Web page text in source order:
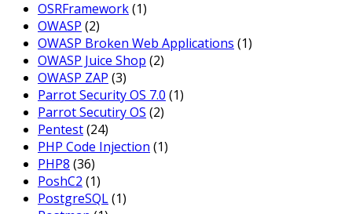
OSRFramework(1)
OWASP (2)
OWASP Broken Web Applications (1)
OWASP Juice Shop (2)
OWASP ZAP (3)
Parrot Security OS 7.0 (1)
Parrot Secutiry OS (2)
Pentest(24)
PHP Code Injection (1)
PHP8 (36)
PoshC2 (1)
PostgreSQL(1)